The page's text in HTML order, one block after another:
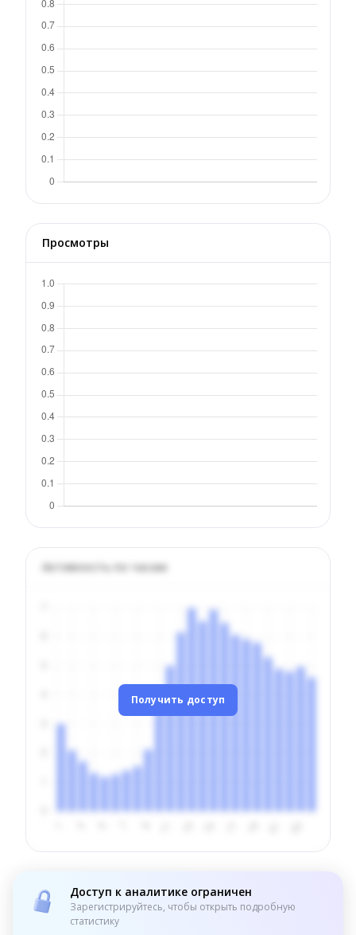
Просмотры
Активность по часам
Получить доступ
Доступ к аналитике ограничен
Зарегистрируйтесь, чтобы открыть подробную
статистику